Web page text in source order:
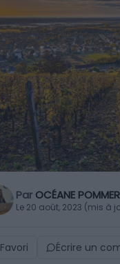
Par OCÉANE
Le 20 août, 2023 (mis à
Favori Écrire un